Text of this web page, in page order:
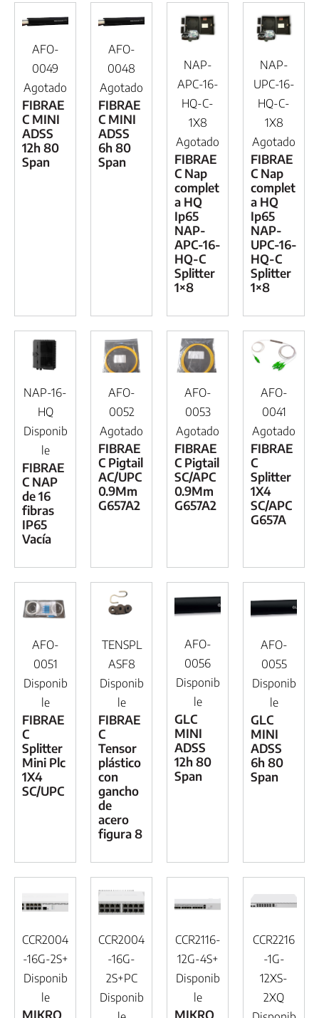
AFO-
0049
Agotado
FIBRAE
C MINI
ADSS
12h 80
Span
AFO-
0048
Agotado
FIBRAE
C MINI
ADSS
6h 80
Span
NAP-
APC-16-
HQ-C-
1X8
Agotado
FIBRAE
C Nap
complet
a HQ
Ip65
NAP-
APC-16-
HQ-C
Splitter
1×8
NAP-
UPC-16-
HQ-C-
1X8
Agotado
FIBRAE
C Nap
complet
a HQ
Ip65
NAP-
UPC-16-
HQ-C
Splitter
1×8
NAP-16-
HQ
Disponib
le
FIBRAE
C NAP
de 16
fibras
IP65
Vacía
AFO-
0052
Agotado
FIBRAE
C Pigtail
AC/UPC
0.9Mm
G657A2
AFO-
0053
Agotado
FIBRAE
C Pigtail
SC/APC
0.9Mm
G657A2
AFO-
0041
Agotado
FIBRAE
C
Splitter
1X4
SC/APC
G657A
AFO-
0051
Disponib
le
FIBRAE
C
Splitter
Mini Plc
1X4
SC/UPC
TENSPL
ASF8
Disponib
le
FIBRAE
C
Tensor
plástico
con
gancho
de
acero
figura 8
AFO-
0056
Disponib
le
GLC
MINI
ADSS
12h 80
Span
AFO-
0055
Disponib
le
GLC
MINI
ADSS
6h 80
Span
CCR2004
-16G-2S+
Disponib
le
MIKRO
CCR2004
-16G-
2S+PC
Disponib
CCR2116-
12G-4S+
Disponib
le
MIKRO
CCR2216
-1G-
12XS-
2XQ